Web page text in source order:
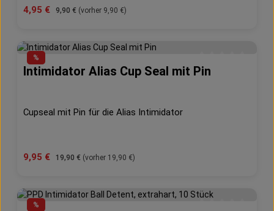
Verkaufspreis:
4,95 € Regulärer Preis:
9,90 € (vorher 9,90 €)
%
Durchschnittliche
Intimidator Alias Cup Seal mit Pin
Cupseal mit Pin für die Alias Intimidator
Verkaufspreis:
9,95 € Regulärer Preis:
19,90 € (vorher 19,90 €)
%